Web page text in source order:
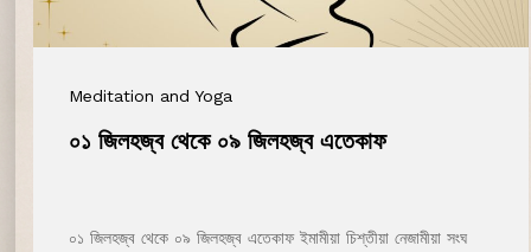
Meditation and Yoga
০১ জিলহজ্ব থেকে ০৯ জিলহজ্ব এতেকাফ
০১ জিলহজ্ব থেকে ০৯ জিলহজ্ব এতেকাফ ইমামীয়া চিশ্‌তীয়া নেজামীয়া সংঘ